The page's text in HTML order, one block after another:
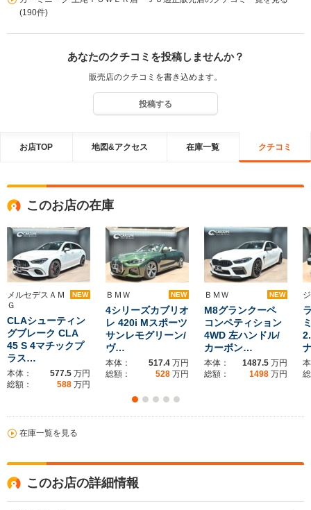
して、この度は誠にありがとうございました。またのご来店を心よ
りお待ちしております。
(190件)
あなたのクチコミを投稿しませんか？
販売店のクチコミを書き込めます。
投稿する
お店TOP 地図&アクセス 在庫一覧 クチコミ
このお店の在庫
メルセデスＡＭ
Ｇ
NEW
CLAシューティン
グブレーク CLA
45 S 4マチックプ
ラス…
本体： 577.5 万円
総額：
588 万円
ＢＭＷ NEW
4シリーズカブリオ
レ 420i Mスポーツ
サンレモグリーン/
ヴ…
本体： 517.4 万円
総額：
528 万円
ＢＭＷ NEW
M8グランクーペ
コンペティション
4WD 左ハンドル/
カーボン…
本体： 1487.5 万円
総額：
1498 万円
在庫一覧を見る
このお店の詳細情報